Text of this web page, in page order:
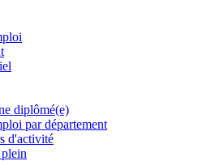
diplômé(e)
par département
d'activité